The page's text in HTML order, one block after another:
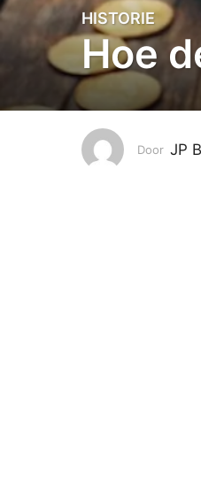
0
9
0
4
2
0
HISTORIE
Hoe
Door JP